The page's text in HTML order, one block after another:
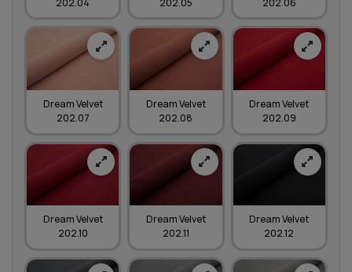
202.04 202.05 202.06
Dream Velvet
202.07
Dream Velvet
202.08
Dream Velvet
202.09
Dream Velvet
202.10
Dream Velvet
202.11
Dream Velvet
202.12